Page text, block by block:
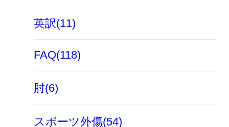
英訳(11)
FAQ(118)
肘(6)
スポーツ外傷(54)